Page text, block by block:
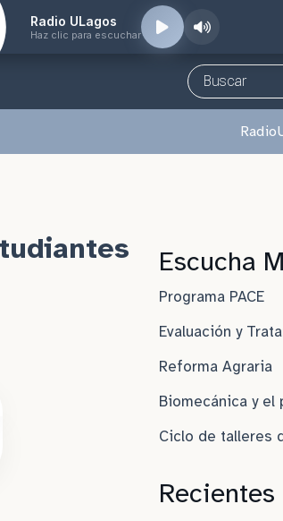
Radio ULagos
Haz clic para escuchar